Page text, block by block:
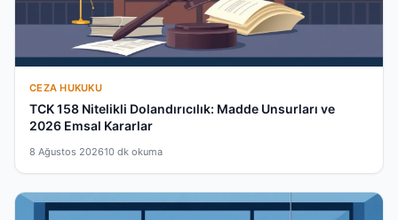
CEZA HUKUKU
TCK 158 Nitelikli Dolandırıcılık: Madde Unsurları ve
2026 Emsal Kararlar
8 Ağustos 202610 dk okuma